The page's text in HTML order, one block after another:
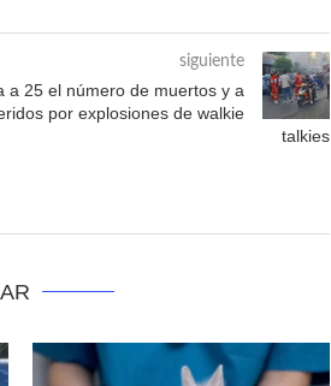
siguiente
a 25 el número de muertos y a
por explosiones de walkie
talkies